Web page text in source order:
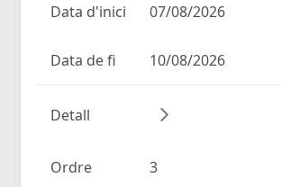
Data d'inici 07/08/2026
Data de fi 10/08/2026
Detall
Ordre 3